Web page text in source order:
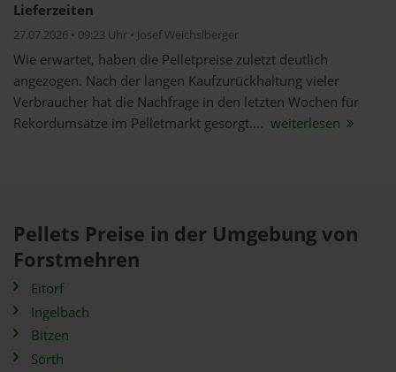
Lieferzeiten
27.07.2026 • 09:23 Uhr • Josef Weichslberger
Wie erwartet, haben die Pelletpreise zuletzt deutlich
angezogen. Nach der langen Kaufzurückhaltung vieler
Verbraucher hat die Nachfrage in den letzten Wochen für
Rekordumsätze im Pelletmarkt gesorgt.... weiterlesen
Pellets Preise in der Umgebung von
Forstmehren
Eitorf
Ingelbach
Bitzen
Sörth